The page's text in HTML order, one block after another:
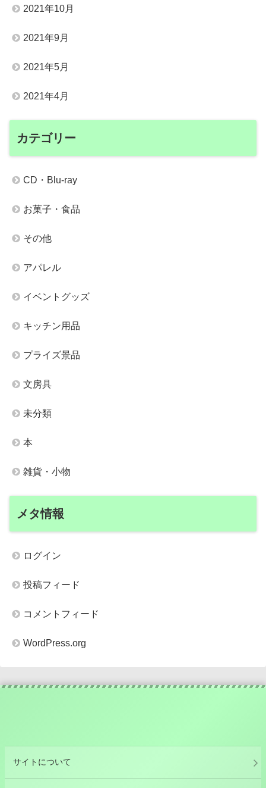
2021年10月
2021年9月
2021年5月
2021年4月
カテゴリー
CD・Blu-ray
お菓子・食品
その他
アパレル
イベントグッズ
キッチン用品
プライズ景品
文房具
未分類
本
雑貨・小物
メタ情報
ログイン
投稿フィード
コメントフィード
WordPress.org
サイトについて